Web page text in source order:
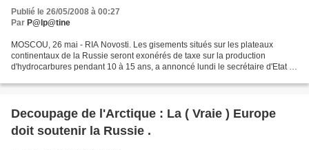
Publié le 26/05/2008 à 00:27
Par P@lp@tine
MOSCOU, 26 mai - RIA Novosti. Les gisements situés sur les plateaux
continentaux de la Russie seront exonérés de taxe sur la production
d'hydrocarbures pendant 10 à 15 ans, a annoncé lundi le secrétaire d'Etat et
Decoupage de l'Arctique : La ( Vraie ) Europe
doit soutenir la Russie .